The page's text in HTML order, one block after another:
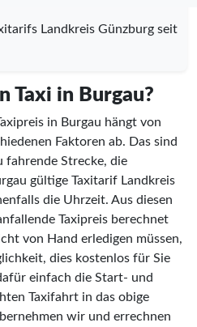
Landkreis Günzburg seit
Taxi in Burgau?
in Burgau hängt von
Faktoren ab. Das sind
fahrende Strecke, die
gültige Taxitarif Landkreis
die Uhrzeit. Aus diesen
Taxipreis berechnet
von Hand erledigen müssen,
dies kostenlos für Sie
einfach die Start- und
Taxifahrt in das obige
wir und errechnen